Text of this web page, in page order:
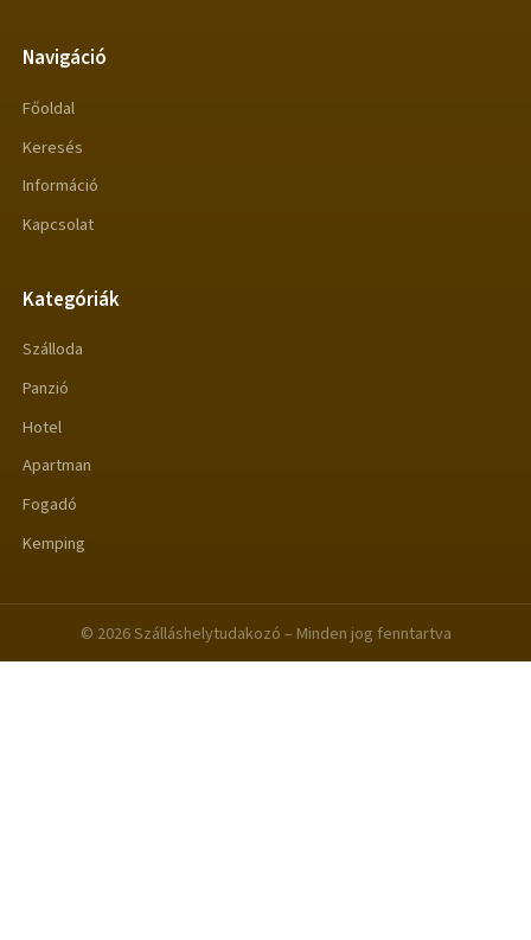
Navigáció
Főoldal
Keresés
Információ
Kapcsolat
Kategóriák
Szálloda
Panzió
Hotel
Apartman
Fogadó
Kemping
© 2026 Szálláshelytudakozó – Minden jog fenntartva